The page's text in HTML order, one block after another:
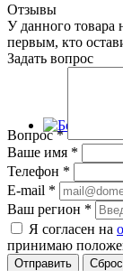
Отзывы
У данного товара
первым, кто
Задать вопрос
Вопрос*
Ваше имя *
Телефон *
E-mail *
Ваш регион *
Я согласен на
принимаю